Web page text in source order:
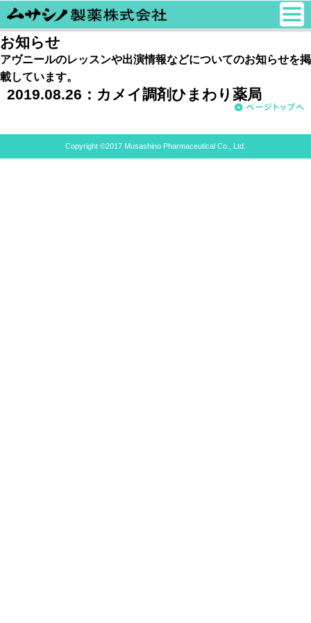
お知らせ
アヴニールのレッスンや出演情報などについてのお知らせを掲
載しています。
2019.08.26： カメイ調剤ひまわり薬局
Copyright ©2017 Musashino Pharmaceutical Co., Ltd.